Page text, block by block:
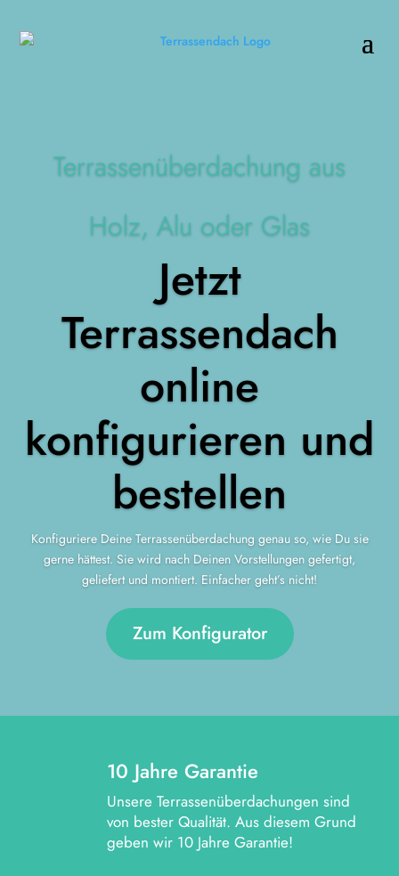
Terrassenüberdachung aus
Holz, Alu oder Glas
Jetzt
Terrassendach
online
konfigurieren und
bestellen
Konfiguriere Deine Terrassenüberdachung genau so, wie Du sie
gerne hättest. Sie wird nach Deinen Vorstellungen gefertigt,
geliefert und montiert. Einfacher geht’s nicht!
Zum Konfigurator
10 Jahre Garantie
Unsere Terrassenüberdachungen sind
von bester Qualität. Aus diesem Grund
geben wir 10 Jahre Garantie!